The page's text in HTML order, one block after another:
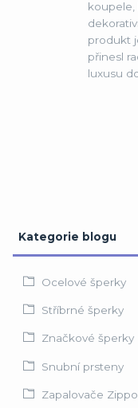
Kategorie blogu
Ocelové šperky
Stříbrné šperky
Značkové šperky
Snubní prsteny
Zapalovače Zippo
koupele,
produkt
přinesl
luxusu